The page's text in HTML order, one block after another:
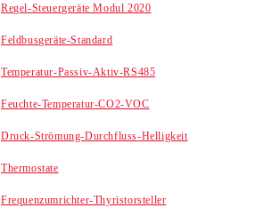
Regel-Steuergeräte Modul 2020
Feldbusgeräte-Standard
Temperatur-Passiv-Aktiv-RS485
Feuchte-Temperatur-CO2-VOC
Druck-Strömung-Durchfluss-Helligkeit
Thermostate
Frequenzumrichter-Thyristorsteller